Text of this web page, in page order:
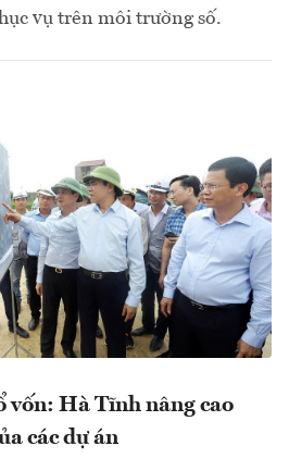
vụ trên môi trường số.
vốn: Hà Tĩnh nâng cao
các dự án